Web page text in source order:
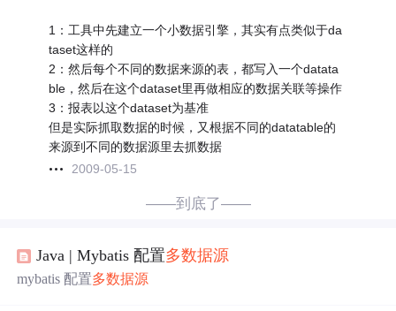
1：工具中先建立一个小数据引擎，其实有点类似于da
taset这样的
2：然后每个不同的数据来源的表，都写入一个datata
ble，然后在这个dataset里再做相应的数据关联等操作
3：报表以这个dataset为基准
但是实际抓取数据的时候，又根据不同的datatable的
来源到不同的数据源里去抓数据
2009-05-15
——到底了——
Java | Mybatis 配置多数据源
mybatis 配置多数据源